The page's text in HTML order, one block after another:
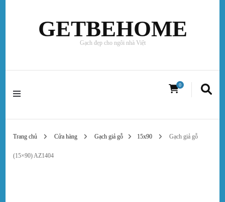
GETBEHOME
Gạch đẹp cho ngôi nhà Việt
0
Trang chủ Cửa hàng Gạch giả gỗ 15x90 Gạch giả gỗ
(15×90) AZ1404